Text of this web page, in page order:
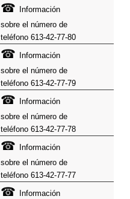
☎ Información
sobre el número de
teléfono 613-42-77-80
☎ Información
sobre el número de
teléfono 613-42-77-79
☎ Información
sobre el número de
teléfono 613-42-77-78
☎ Información
sobre el número de
teléfono 613-42-77-77
☎ Información